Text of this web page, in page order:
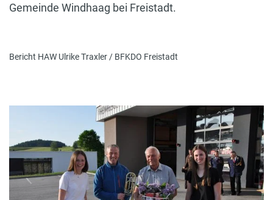
Gemeinde Windhaag bei Freistadt.
Bericht HAW Ulrike Traxler / BFKDO Freistadt